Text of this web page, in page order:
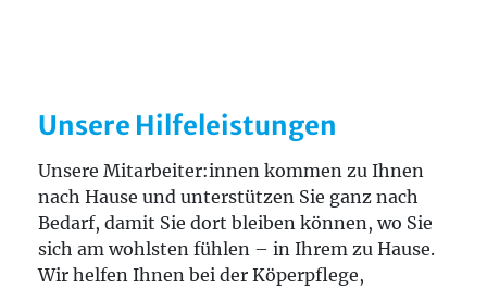
Unsere Hilfeleistungen
Unsere Mitarbeiter:innen kommen zu Ihnen
nach Hause und unterstützen Sie ganz nach
Bedarf, damit Sie dort bleiben können, wo Sie
sich am wohlsten fühlen – in Ihrem zu Hause.
Wir helfen Ihnen bei der Köperpflege,